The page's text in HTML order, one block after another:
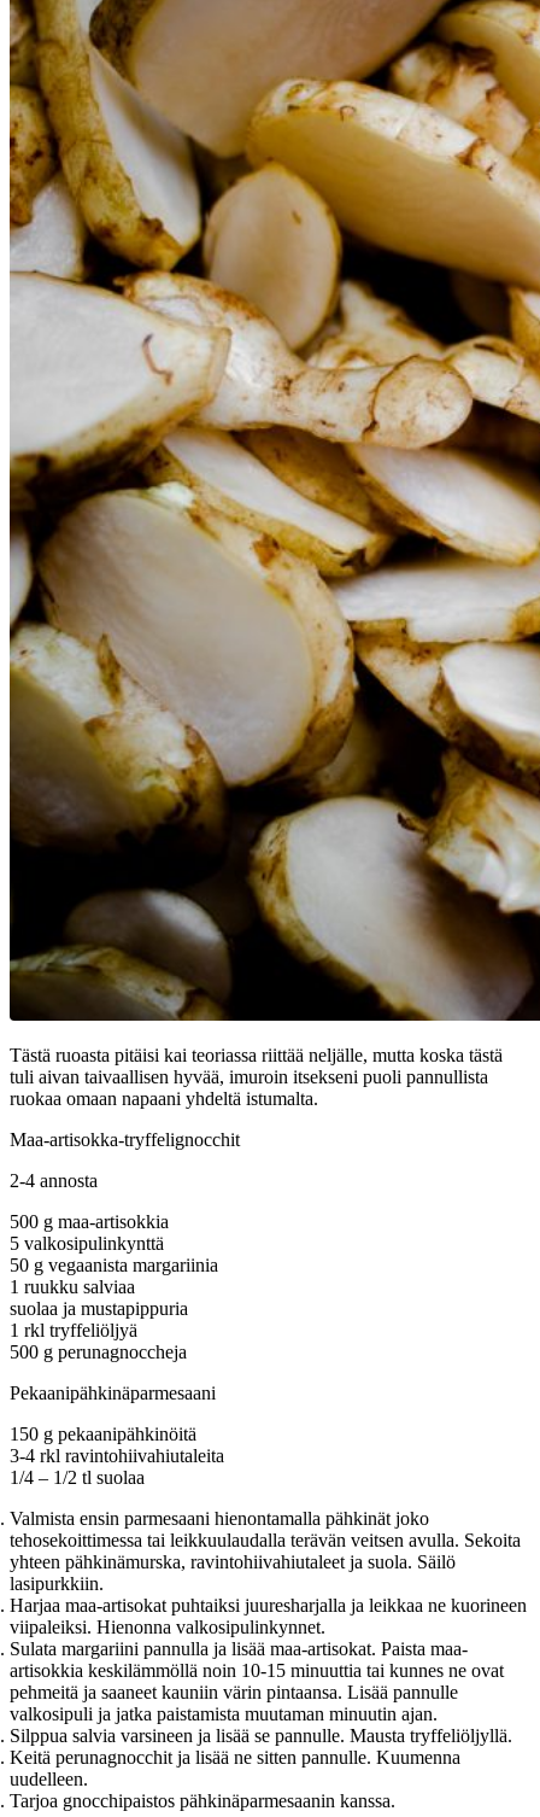
Tästä ruoasta pitäisi kai teoriassa riittää neljälle, mutta koska tästä
tuli aivan taivaallisen hyvää, imuroin itsekseni puoli pannullista
ruokaa omaan napaani yhdeltä istumalta.
Maa-artisokka-tryffelignocchit
2-4 annosta
500 g maa-artisokkia
5 valkosipulinkynttä
50 g vegaanista margariinia
1 ruukku salviaa
suolaa ja mustapippuria
1 rkl tryffeliöljyä
500 g perunagnoccheja
Pekaanipähkinäparmesaani
150 g pekaanipähkinöitä
3-4 rkl ravintohiivahiutaleita
1/4 – 1/2 tl suolaa
Valmista ensin parmesaani hienontamalla pähkinät joko
tehosekoittimessa tai leikkuulaudalla terävän veitsen avulla. Sekoita
yhteen pähkinämurska, ravintohiivahiutaleet ja suola. Säilö
lasipurkkiin.
Harjaa maa-artisokat puhtaiksi juuresharjalla ja leikkaa ne kuorineen
viipaleiksi. Hienonna valkosipulinkynnet.
Sulata margariini pannulla ja lisää maa-artisokat. Paista maa-
artisokkia keskilämmöllä noin 10-15 minuuttia tai kunnes ne ovat
pehmeitä ja saaneet kauniin värin pintaansa. Lisää pannulle
valkosipuli ja jatka paistamista muutaman minuutin ajan.
Silppua salvia varsineen ja lisää se pannulle. Mausta tryffeliöljyllä.
Keitä perunagnocchit ja lisää ne sitten pannulle. Kuumenna
uudelleen.
Tarjoa gnocchipaistos pähkinäparmesaanin kanssa.